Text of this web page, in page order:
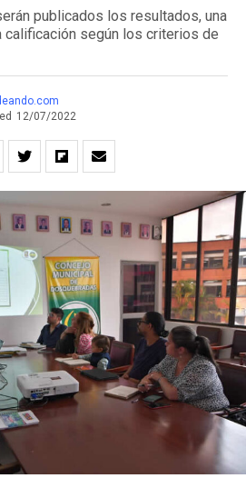
publicados los resultados, una
calificación según los criterios de
12/07/2022